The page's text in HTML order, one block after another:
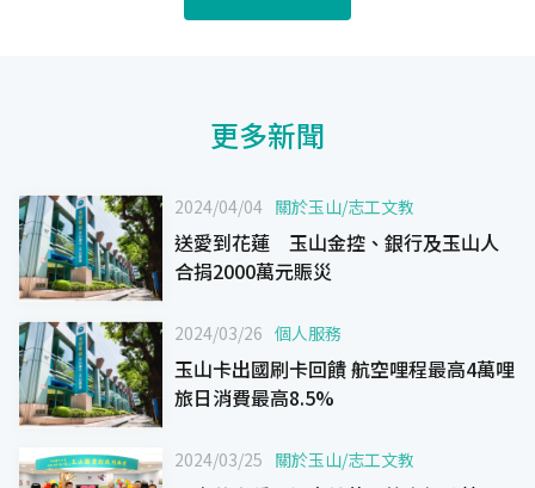
更多新聞
2024/04/04 關於玉山/志工文教
送愛到花蓮 玉山金控、銀行及玉山人
合捐2000萬元賑災
2024/03/26 個人服務
玉山卡出國刷卡回饋 航空哩程最高4萬哩
旅日消費最高8.5%
2024/03/25 關於玉山/志工文教